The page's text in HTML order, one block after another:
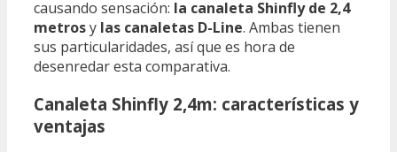
causando sensación: la canaleta Shinfly de 2,4
metrosy las canaletas D-Line. Ambas tienen
sus particularidades, así que es hora de
desenredar esta comparativa.
Canaleta Shinfly 2,4m: características y
ventajas